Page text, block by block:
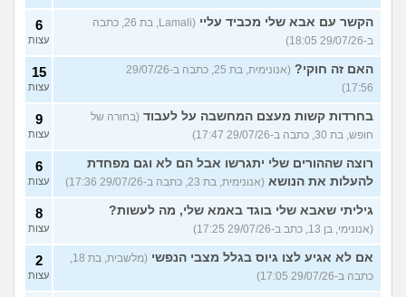
הקשר עם אבא שלי מכביד עליי
(Lamali, בת 26, כתבה
ב-29/07/26 18:05)
6
עצות
האם זה חוקי?
(אנונימית, בת 25, כתבה ב-29/07/26
17:56)
15
עצות
בחרדות קשות מעצם המחשבה על לעבוד (בחורה של
חופש, בת 30, כתבה ב-29/07/26 17:47)
9
עצות
רוצה שההורים שלי יתגרשו אבל הם לא וגם מפחדת
להעלות את הנושא (אנונימית, בת 23, כתבה ב-29/07/26 17:36)
6
עצות
גיליתי שאבא שלי בוגד באמא שלי, מה לעשות?
(אנונימי, בן 13, כתב ב-29/07/26 17:25)
8
עצות
אם לא אגיע לצו גיוס בגלל מצבי הנפשי
(מלשבית, בת 18,
כתבה ב-29/07/26 17:05)
2
עצות